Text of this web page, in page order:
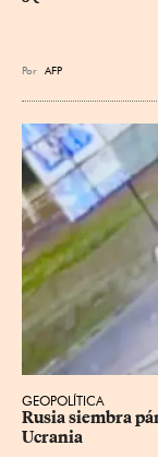
Por AFP
GEOPOLÍTICA
Rusia siembra
Ucrania